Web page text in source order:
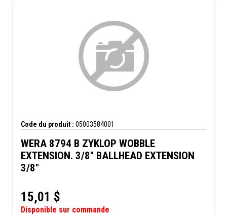
Code du produit : 05003584001
WERA 8794 B ZYKLOP WOBBLE
EXTENSION. 3/8" BALLHEAD EXTENSION
3/8"
15,01 $
Disponible sur commande